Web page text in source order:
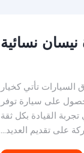
نسائية
تأتي كخيار
على سيارة توفر
القيادة بكل ثقة
على تقديم العديد...